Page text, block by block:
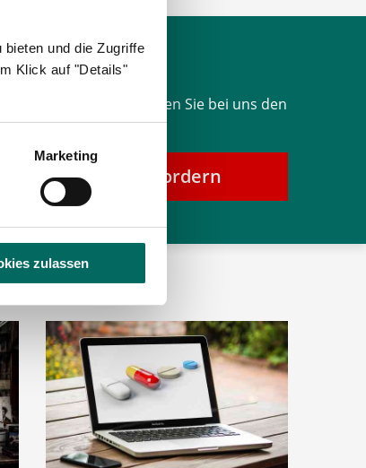
und die Zugriffe
Klick auf "Details"
Marketing
zulassen
in Ihrer Apotheke? Finden Sie bei uns den
für Ihre Apotheke.
Angebot anfordern